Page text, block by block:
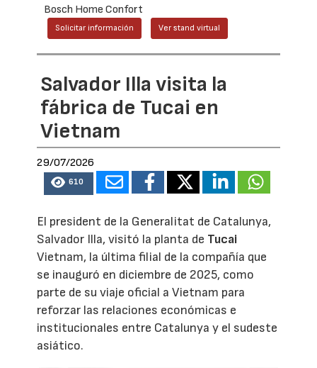
Bosch Home Confort
Solicitar información Ver stand virtual
Salvador Illa visita la
fábrica de Tucai en
Vietnam
29/07/2026
610
El president de la Generalitat de Catalunya,
Salvador Illa, visitó la planta de Tucai
Vietnam, la última filial de la compañía que
se inauguró en diciembre de 2025, como
parte de su viaje oficial a Vietnam para
reforzar las relaciones económicas e
institucionales entre Catalunya y el sudeste
asiático.